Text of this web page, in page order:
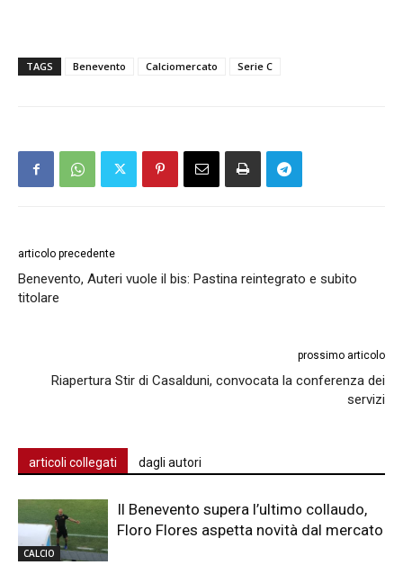
TAGS Benevento Calciomercato Serie C
articolo precedente
Benevento, Auteri vuole il bis: Pastina reintegrato e subito
titolare
prossimo articolo
Riapertura Stir di Casalduni, convocata la conferenza dei
servizi
articoli collegati dagli autori
CALCIO
Il Benevento supera l’ultimo collaudo,
Floro Flores aspetta novità dal mercato